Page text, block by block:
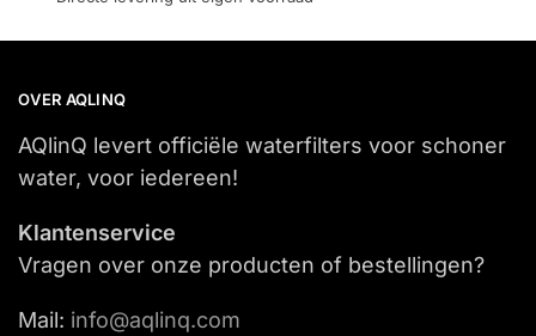
OVER AQLINQ
AQlinQ levert officiële waterfilters voor schoner
water, voor iedereen!
Klantenservice
Vragen over onze producten of bestellingen?
Mail: info@aqlinq.com